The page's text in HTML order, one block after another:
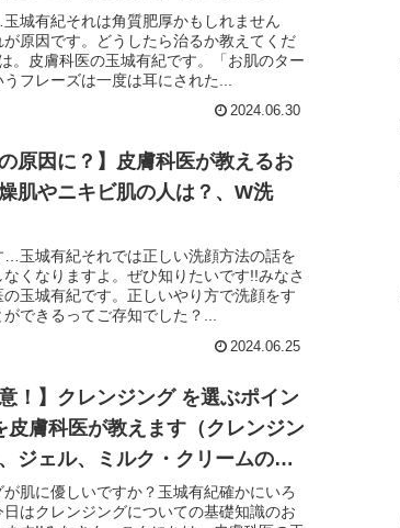
城有紀それは角質肥厚かもしれません
原因です。どうしたら治るか教えてくだ
。皮膚科医の玉城有紀です。「お肌のター
フレーズは一度は耳にされた...
2024.06.30
原因に？】皮膚科医が教えるお
肌やニキビ肌の人は？、W洗
玉城有紀それでは正しい洗顔方法の話を
くなりますよ。ぜひ知りたいです!!みなさ
玉城有紀です。正しいやり方で洗顔をす
できるってご存知でした？...
2024.06.25
！】クレンジング を選ぶポイン
皮膚科医が教えます（クレンジン
ジェル、ミルク・クリームの違
肌に優しいですか？玉城有紀確かにいろ
はクレンジングについての基礎知識のお